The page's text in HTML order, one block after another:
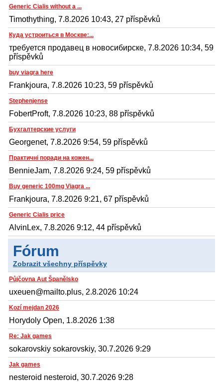
Generic Cialis without a ...
Timothything, 7.8.2026 10:43, 27 příspěvků
Куда устроиться в Москве:...
требуется продавец в новосибирске, 7.8.2026 10:34, 59
příspěvků
buy viagra here
Frankjoura, 7.8.2026 10:23, 59 příspěvků
Stephenjense
FobertProft, 7.8.2026 10:23, 88 příspěvků
Бухгалтерские услуги
Georgenet, 7.8.2026 9:54, 59 příspěvků
Практичні поради на кожен...
BennieJam, 7.8.2026 9:24, 59 příspěvků
Buy generic 100mg Viagra ...
Frankjoura, 7.8.2026 9:21, 67 příspěvků
Generic Cialis price
AlvinLex, 7.8.2026 9:12, 44 příspěvků
Fórum
Zobrazit všechny příspěvky
Půjčovna Aut Španělsko
uxeuen@mailto.plus, 2.8.2026 10:24
Kozí mejdan 2026
Horydoly Open, 1.8.2026 1:38
Re: Jak games
sokarovskiy sokarovskiy, 30.7.2026 9:29
Jak games
nesteroid nesteroid, 30.7.2026 9:28